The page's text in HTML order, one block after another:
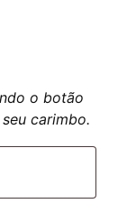
o botão
carimbo.